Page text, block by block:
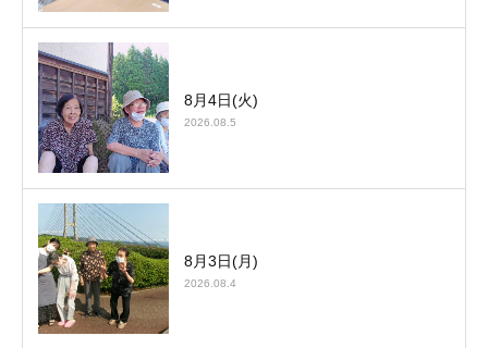
8月4日(火)
2026.08.5
8月3日(月)
2026.08.4